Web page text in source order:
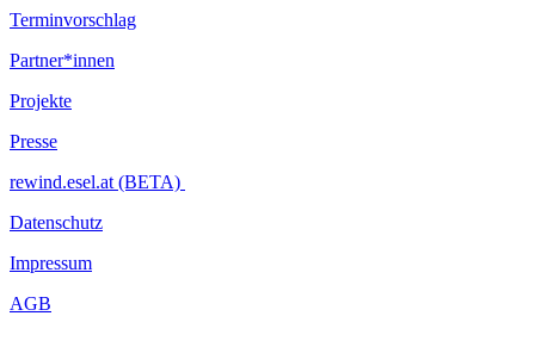
Terminvorschlag
Partner*innen
Projekte
Presse
rewind.esel.at (BETA)
Datenschutz
Impressum
AGB